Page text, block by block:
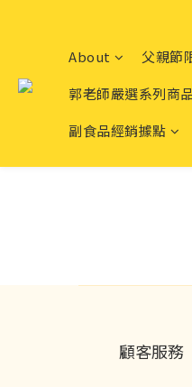
About 父親節
郭老師嚴選系列商
副食品經銷據點
顧客服務